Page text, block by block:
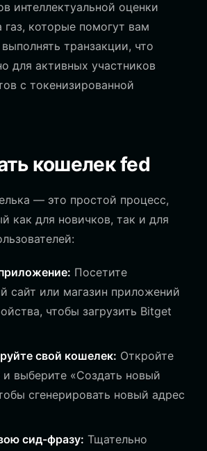
интеллектуальной оценки
газ, которые помогут вам
транзакции, что
для активных участников
с токенизированной
кошелек fed
— это простой процесс,
как для новичков, так и для
Посетите
сайт или магазин приложений
чтобы загрузить Bitget
свой кошелек: Откройте
выберите «Создать новый
сгенерировать новый адрес
сид-фразу: Тщательно